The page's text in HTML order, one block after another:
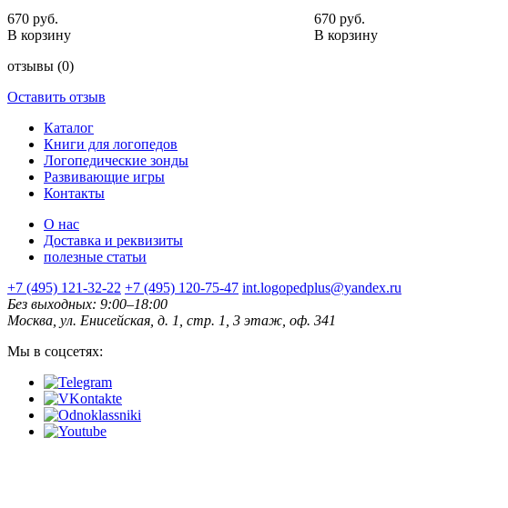
670 руб.
В корзину
670 руб.
В корзину
отзывы (0)
Оставить отзыв
Каталог
Книги для логопедов
Логопедические зонды
Развивающие игры
Контакты
О нас
Доставка и реквизиты
полезные статьи
+7 (495) 121-32-22 +7 (495) 120-75-47 int.logopedplus@yandex.ru
Без выходных: 9:00–18:00
Москва, ул. Енисейская, д. 1, стр. 1, 3 этаж, оф. 341
Мы в соцсетях: